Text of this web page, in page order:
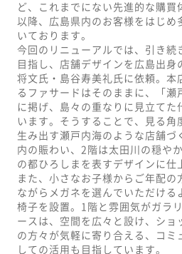
ど、これまでにない先進的な購買
以降、広島県内のお客様をはじめ
いております。
今回のリニューアルでは、引き続
目指し、店舗デザインを広島出
将文氏・島谷寿美礼氏に依頼。本
るファサードはそのままに、「瀬
に掲げ、島々の重なりに見立てた
います。そうすることで、見る角
生み出す瀬戸内海のような店舗づ
内の賑わい、2階は太田川の穏や
の都ひろしまを表すデザインに仕
また、小さなお子様からご年配の
ながらメガネを選んでいただける
椅子を設置。1階と雰囲気がガラ
ースは、空間を広々と設け、ショ
の方々が気軽に寄り合える、コミ
しての活用も目指しています。